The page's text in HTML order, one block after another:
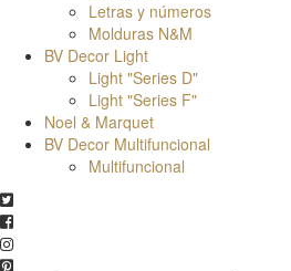
Letras y números
Molduras N&M
BV Decor Light
Light "Series D"
Light "Series F"
Noel & Marquet
BV Decor Multifuncional
Multifuncional